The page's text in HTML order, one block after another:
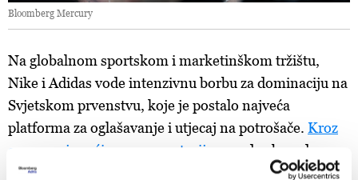
Bloomberg Mercury
Na globalnom sportskom i marketinškom tržištu,
Nike i Adidas vode intenzivnu borbu za dominaciju na
Svjetskom prvenstvu, koje je postalo najveća
platforma za oglašavanje i utjecaj na potrošače. Kroz
opremanje većine reprezentacija,
ova dva brenda
praktično dijele globalni sportski marketing prostor i